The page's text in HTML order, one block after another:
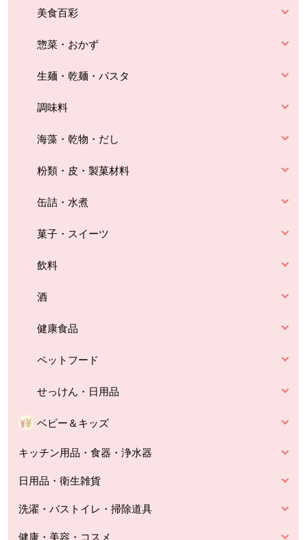
美食百彩
惣菜・おかず
生麺・乾麺・パスタ
調味料
海藻・乾物・だし
粉類・皮・製菓材料
缶詰・水煮
菓子・スイーツ
飲料
酒
健康食品
ペットフード
せっけん・日用品
ベビー＆キッズ
キッチン用品・食器・浄水器
日用品・衛生雑貨
洗濯・バストイレ・掃除道具
健康・美容・コスメ